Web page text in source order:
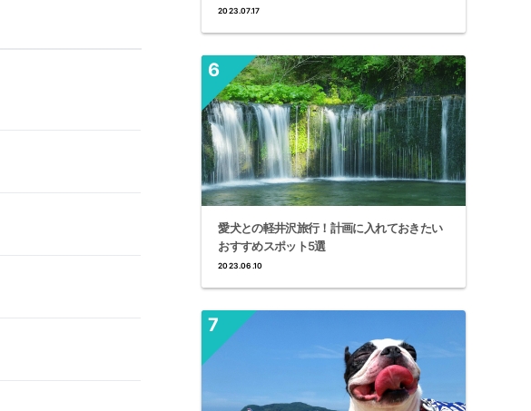
2023.07.17
愛犬との軽井沢旅行！計画に入れておきたい
おすすめスポット5選
2023.06.10